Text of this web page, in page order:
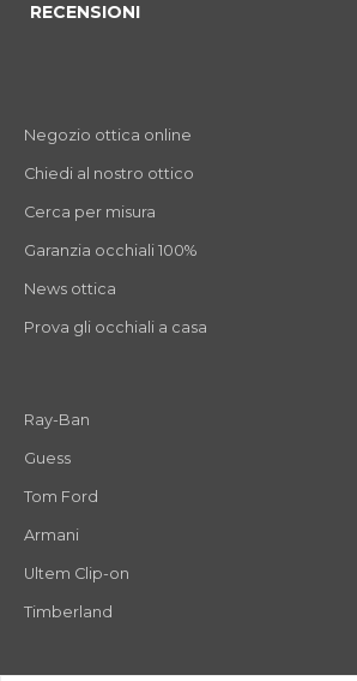
RECENSIONI
Negozio ottica online
Chiedi al nostro ottico
Cerca per misura
Garanzia occhiali 100%
News ottica
Prova gli occhiali a casa
Ray-Ban
Guess
Tom Ford
Armani
Ultem Clip-on
Timberland